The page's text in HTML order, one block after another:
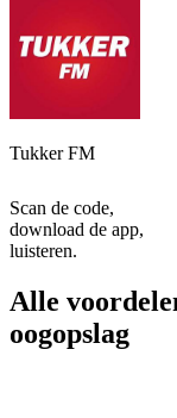
Tukker FM
Scan de code,
download de app,
luisteren.
Alle
oogopslag